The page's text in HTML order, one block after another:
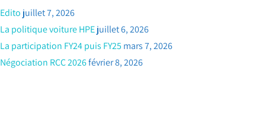
Edito juillet 7, 2026
La politique voiture HPEjuillet 6, 2026
La participation FY24 puis FY25 mars 7, 2026
Négociation RCC 2026février 8, 2026